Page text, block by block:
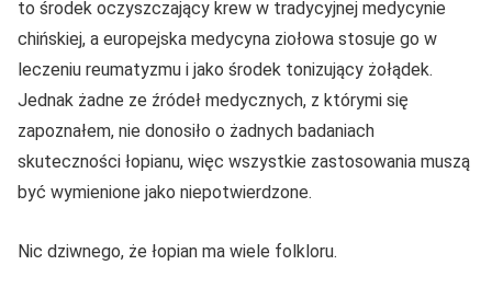
to środek oczyszczający krew w tradycyjnej medycynie
chińskiej, a europejska medycyna ziołowa stosuje go w
leczeniu reumatyzmu i jako środek tonizujący żołądek.
Jednak żadne ze źródeł medycznych, z którymi się
zapoznałem, nie donosiło o żadnych badaniach
skuteczności łopianu, więc wszystkie zastosowania muszą
być wymienione jako niepotwierdzone.
Nic dziwnego, że łopian ma wiele folkloru.